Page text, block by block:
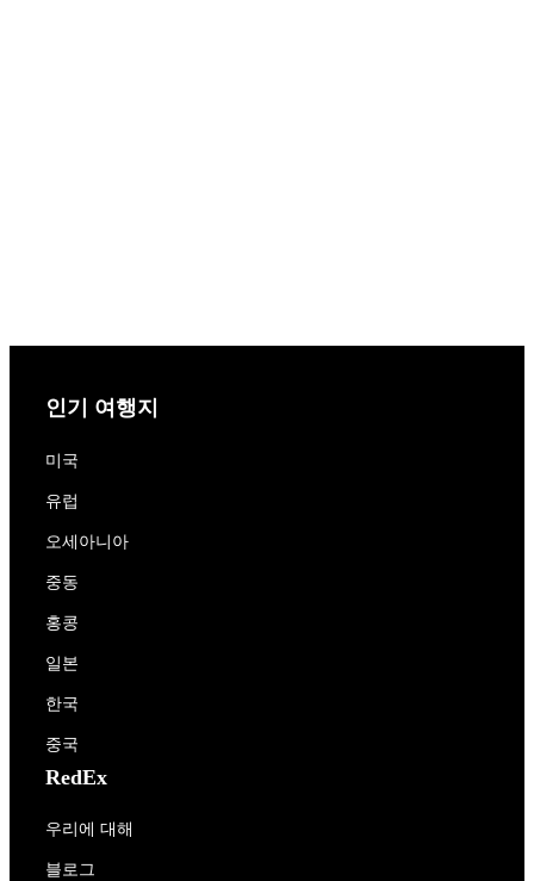
인기 여행지
미국
유럽
오세아니아
중동
홍콩
일본
한국
중국
RedEx
우리에 대해
블로그